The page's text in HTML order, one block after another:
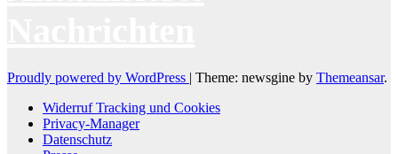
Proudly powered by WordPress Theme: newsgine by Themeansar.
Widerruf Tracking und Cookies
Privacy-Manager
Datenschutz